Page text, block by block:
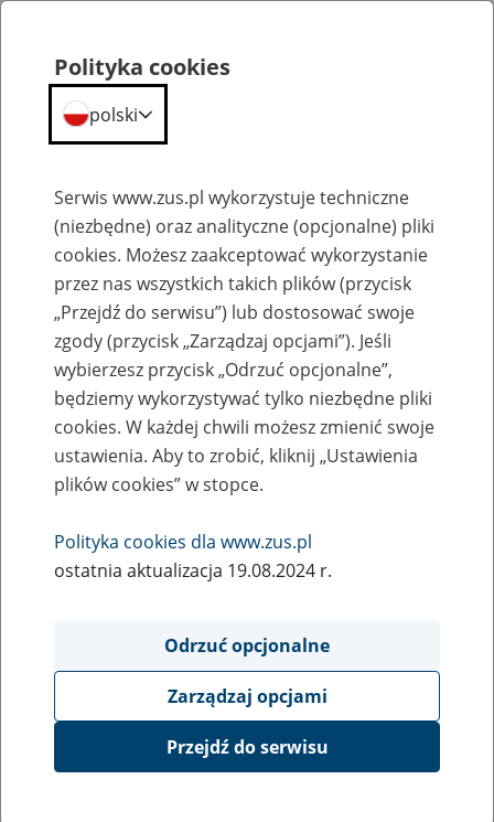
Statystyczny
ZUS
Wyniki wyszukiwania
Kategoria
Szukaj
SZUKAJ
Szukana fraza:
Szukana kategoria:
Wyniki:
Polityka cookies
polski
Serwis www.zus.pl wykorzystuje techniczne
(niezbędne) oraz analityczne (opcjonalne) pliki
cookies. Możesz zaakceptować wykorzystanie
przez nas wszystkich takich plików (przycisk
„Przejdź do serwisu”) lub dostosować swoje
zgody (przycisk „Zarządzaj opcjami”). Jeśli
wybierzesz przycisk „Odrzuć opcjonalne”,
będziemy wykorzystywać tylko niezbędne pliki
cookies. W każdej chwili możesz zmienić swoje
ustawienia. Aby to zrobić, kliknij „Ustawienia
plików cookies” w stopce.
Polityka cookies dla www.zus.pl
ostatnia aktualizacja 19.08.2024 r.
Odrzuć opcjonalne
Zarządzaj opcjami
Przejdź do serwisu